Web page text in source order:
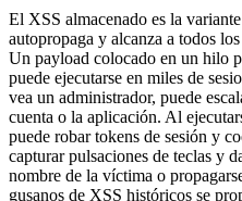
El XSS almacenado es la
autopropaga y alcanza a todos
Un payload colocado en un hilo
puede ejecutarse en miles de
vea un administrador, puede
cuenta o la aplicación. Al
puede robar tokens de sesión y
capturar pulsaciones de teclas y
nombre de la víctima o
gusanos de XSS históricos se